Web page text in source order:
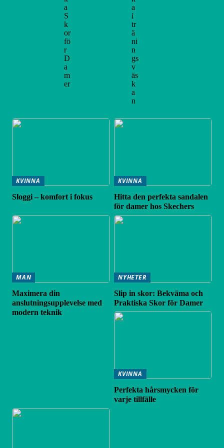
a
S
k
or
fö
r
D
a
m
er
a
i
tr
ä
ni
n
gs
v
äs
k
a
n
KVINNA
Sloggi – komfort i fokus
KVINNA
Hitta den perfekta sandalen
för damer hos Skechers
MAN
Maximera din
anslutningsupplevelse med
modern teknik
NYHETER
Slip in skor: Bekväma och
Praktiska Skor för Damer
KVINNA
Perfekta hårsmycken för
varje tillfälle